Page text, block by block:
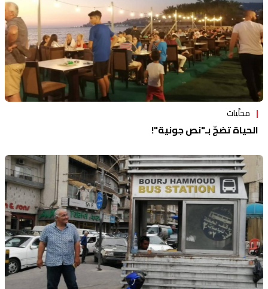
محلّيات
الحياة تضجّ بـ"نص جونية"!